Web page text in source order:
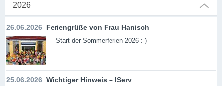
2026
26.06.2026 Feriengrüße von Frau Hanisch
Start der Sommerferien 2026 :-)
25.06.2026 Wichtiger Hinweis – IServ